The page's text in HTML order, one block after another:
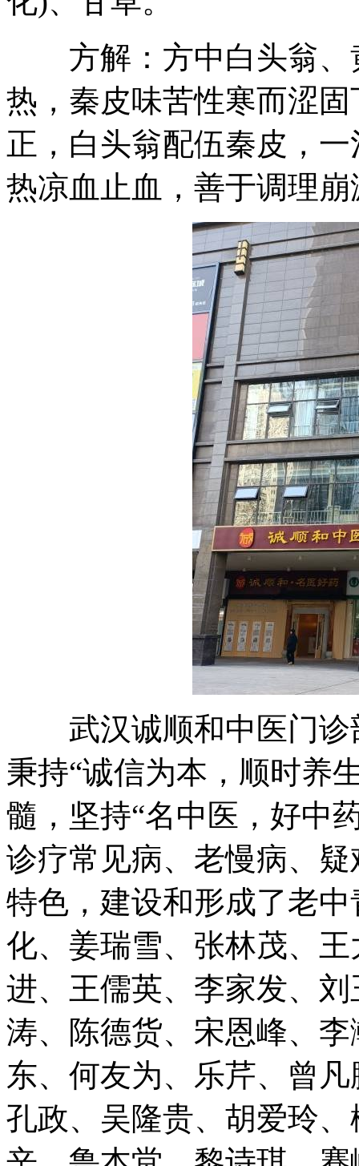
方解：方中白头翁、
热，秦皮味苦性寒而涩
正，白头翁配伍秦皮，
热凉血止血，善于调理
武汉诚顺和中医门诊
秉持“诚信为本，顺时养
髓，坚持“名中医，好中
诊疗常见病、老慢病、
特色，建设和形成了老
化、姜瑞雪、张林茂、
进、王儒英、李家发、
涛、陈德货、宋恩峰、
东、何友为、乐芹、曾
孔政、吴隆贵、胡爱玲